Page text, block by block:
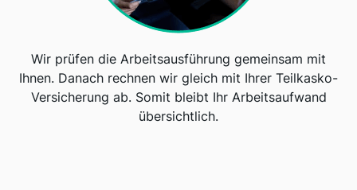
Wir prüfen die Arbeitsausführung gemeinsam mit
Ihnen. Danach rechnen wir gleich mit Ihrer Teilkasko-
Versicherung ab. Somit bleibt Ihr Arbeitsaufwand
übersichtlich.